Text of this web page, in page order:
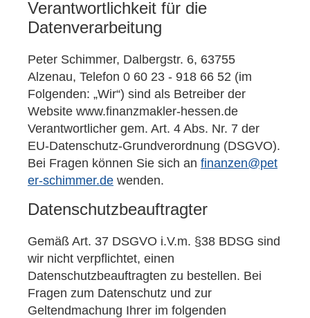
Verantwortlichkeit für die
Datenverarbeitung
Peter Schimmer, Dalbergstr. 6, 63755
Alzenau, Telefon 0 60 23 - 918 66 52 (im
Folgenden: „Wir“) sind als Betreiber der
Website www.finanzmakler-hessen.de
Verantwortlicher gem. Art. 4 Abs. Nr. 7 der
EU-Datenschutz-Grundverordnung (DSGVO).
Bei Fragen können Sie sich an finanzen@pet
er-schimmer.de wenden.
Datenschutzbeauftragter
Gemäß Art. 37 DSGVO i.V.m. §38 BDSG sind
wir nicht verpflichtet, einen
Datenschutzbeauftragten zu bestellen. Bei
Fragen zum Datenschutz und zur
Geltendmachung Ihrer im folgenden